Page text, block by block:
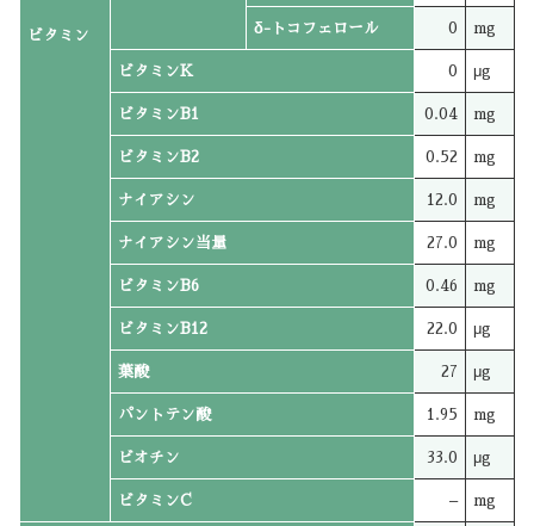
ビタミン δ-トコフェロール 0 mg
ビタミンK 0 μg
ビタミンB1 0.04 mg
ビタミンB2 0.52 mg
ナイアシン 12.0 mg
ナイアシン当量 27.0 mg
ビタミンB6 0.46 mg
ビタミンB12 22.0 μg
葉酸 27 μg
パントテン酸 1.95 mg
ビオチン 33.0 μg
ビタミンC – mg